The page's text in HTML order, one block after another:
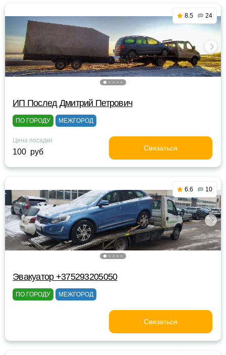
8.5 24
ИП Послед Дмитрий Петрович
ПО ГОРОДУ МЕЖГОРОД
Цена посадки
100 руб Связаться
6.6 10
Эвакуатор +375293205050
ПО ГОРОДУ МЕЖГОРОД
Связаться